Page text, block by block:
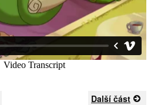
Další část